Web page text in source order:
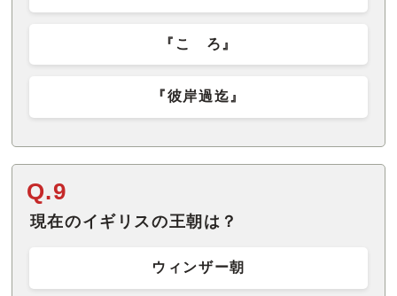
『こゝろ』
『彼岸過迄』
Q.9
現在のイギリスの王朝は？
ウィンザー朝